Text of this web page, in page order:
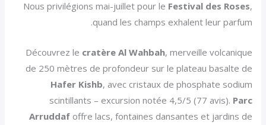
Nous privilégions mai-juillet pour le Festival des Roses,
quand les champs exhalent leur parfum.
Découvrez le cratère Al Wahbah, merveille volcanique
de 250 mètres de profondeur sur le plateau basalte de
Hafer Kishb, avec cristaux de phosphate sodium
scintillants – excursion notée 4,5/5 (77 avis). Parc
Arruddafoffre lacs, fontaines dansantes et jardins de